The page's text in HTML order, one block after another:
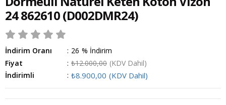
24 862610(D002DMR24)
İndirim Oranı : %
26
İndirim
Fiyat
: ₺12.000,00 (KDV Dahil)
İndirimli
: ₺8.900,00 (KDV Dahil)